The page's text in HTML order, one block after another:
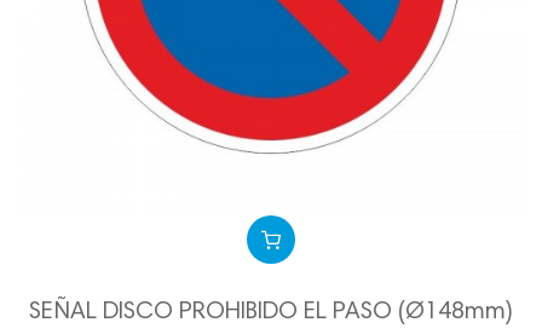
SEÑAL DISCO PROHIBIDO EL PASO (Ø148mm)